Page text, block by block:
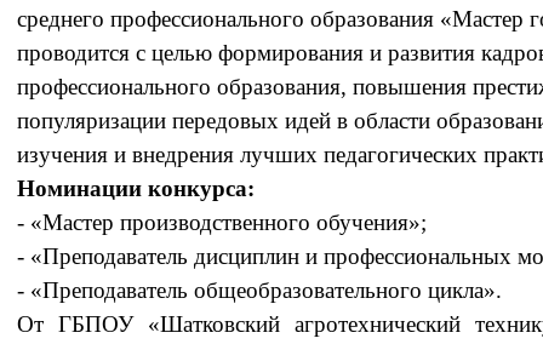
среднего профессионального образования «Мастер
проводится с целью формирования и развития
профессионального образования, повышения
популяризации передовых идей в области
изучения и внедрения лучших педагогических
Номинации конкурса:
- «Мастер производственного обучения»;
- «Преподаватель дисциплин и профессиональных
- «Преподаватель общеобразовательного цикла».
От ГБПОУ «Шатковский агротехнический